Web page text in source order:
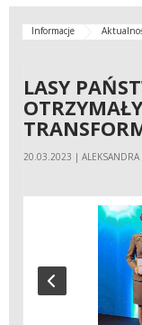
Informacje
LASY
20.03.2023 | ALEKSANDRA